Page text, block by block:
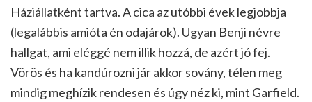
Háziállatként tartva. A cica az utóbbi évek legjobbja
(legalábbis amióta én odajárok). Ugyan Benji névre
hallgat, ami eléggé nem illik hozzá, de azért jó fej.
Vörös és ha kandúrozni jár akkor sovány, télen meg
mindig meghízik rendesen és úgy néz ki, mint Garfield.